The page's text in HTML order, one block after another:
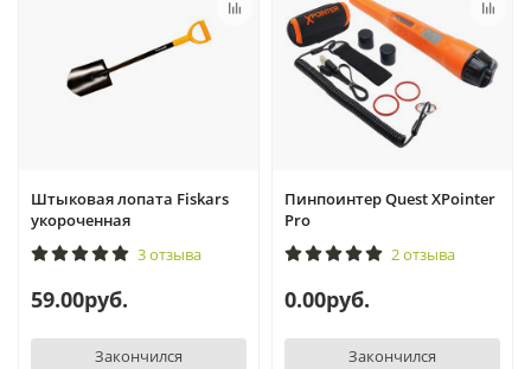
Штыковая лопата Fiskars
укороченная
3 отзыва
59.00руб.
Закончился
Пинпоинтер Quest XPointer
Pro
2 отзыва
0.00руб.
Закончился